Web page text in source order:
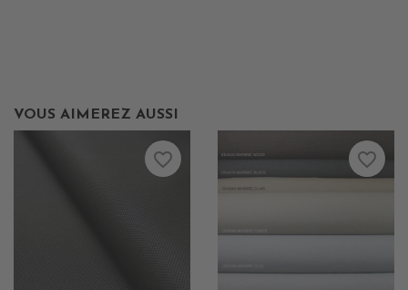
VOUS AIMEREZ AUSSI
favorite_border favorite_border